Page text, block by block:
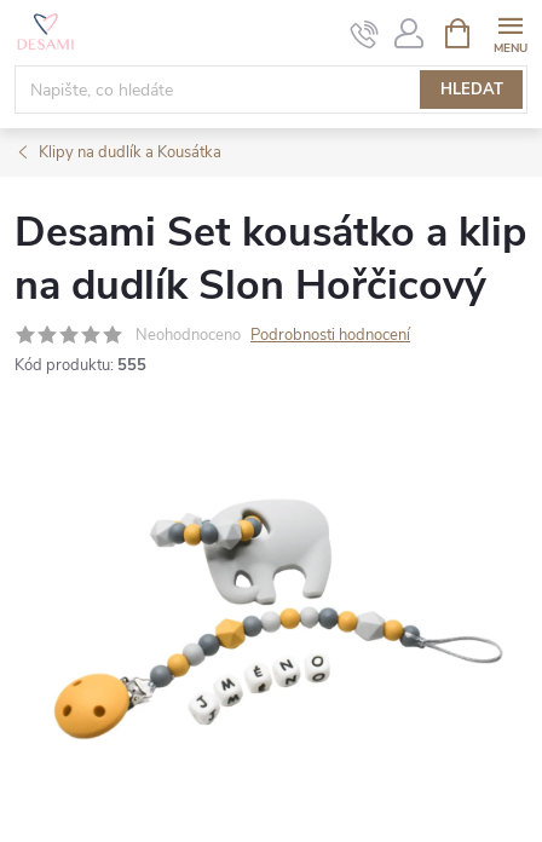
Přejít
obsah
HLEDAT
NÁKUPNÍ
KOŠÍK
Klipy na dudlík a Kousátka
Desami Set kousátko a klip
na dudlík Slon Hořčicový
Neohodnoceno Podrobnosti hodnocení
Kód produktu: 555